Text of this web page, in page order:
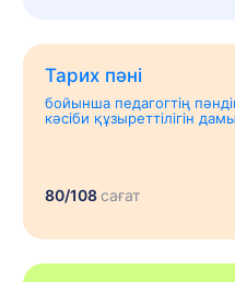
Тарих пәні
бойынша педагогтің
кәсіби құзыреттілігін
80/108сағат